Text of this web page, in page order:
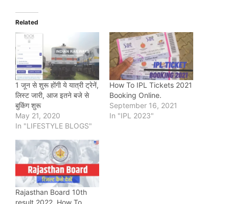
Related
1 जून से शुरू होंगी ये यात्री ट्रेनें,
लिस्‍ट जारी, आज इतने बजे से
बुकिंग शुरू
May 21, 2020
In "LIFESTYLE BLOGS"
How To IPL Tickets 2021
Booking Online.
September 16, 2021
In "IPL 2023"
Rajasthan Board 10th